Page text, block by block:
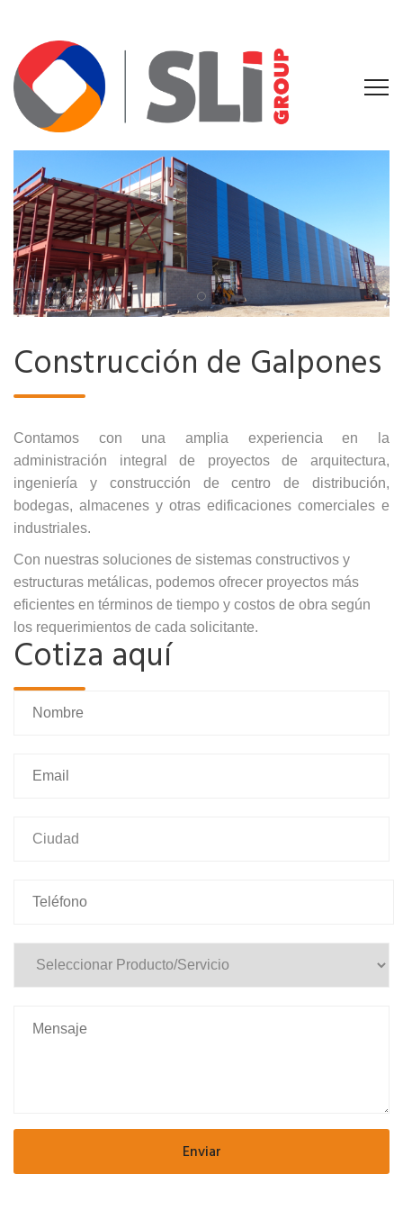
Construcción de Galpones
Contamos con una amplia experiencia en la
administración integral de proyectos de arquitectura,
ingeniería y construcción de centro de distribución,
bodegas, almacenes y otras edificaciones comerciales e
industriales.
Con nuestras soluciones de sistemas constructivos y
estructuras metálicas, podemos ofrecer proyectos más
eficientes en términos de tiempo y costos de obra según
los requerimientos de cada solicitante.
Cotiza aquí